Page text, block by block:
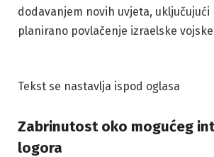
dodavanjem novih uvjeta, uključujući
planirano povlačenje izraelske vojske
Tekst se nastavlja ispod oglasa
Zabrinutost oko mogućeg
logora